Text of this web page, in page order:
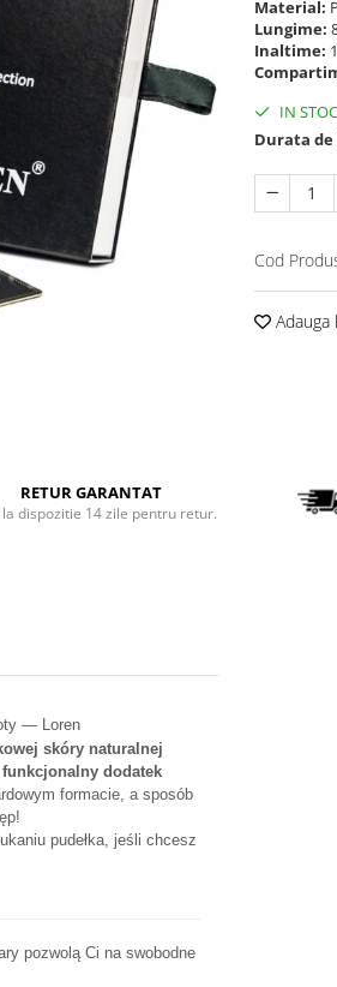
Material:
Lungime:
Inaltime:
IN STOC
Durata
Cod
Adauga
RETUR GARANTAT
dispozitie 14 zile pentru retur.
— Loren
skóry naturalnej
funkcjonalny dodatek
formacie, a sposób
pudełka, jeśli chcesz
pozwolą Ci na swobodne